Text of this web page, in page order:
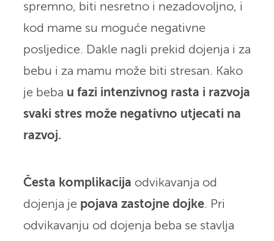
spremno, biti nesretno i nezadovoljno, i
kod mame su moguće negativne
posljedice. Dakle nagli prekid dojenja i za
bebu i za mamu može biti stresan. Kako
je beba u fazi intenzivnog rasta i razvoja
svaki stres može negativno utjecati na
razvoj.
Česta komplikacija odvikavanja od
dojenja je pojava zastojne dojke. Pri
odvikavanju od dojenja beba se stavlja